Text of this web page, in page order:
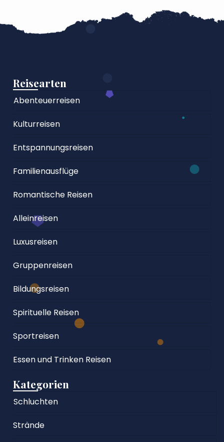
Reisearten
Abenteuerreisen
Kulturreisen
Entspannungsreisen
Familienausflüge
Romantische Reisen
Alleinreisen
Luxusreisen
Gruppenreisen
Bildungsreisen
Spirituelle Reisen
Sportreisen
Essen und Trinken Reisen
Kategorien
Schluchten
Strände